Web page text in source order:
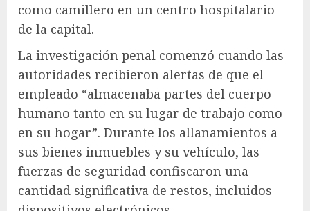
como camillero en un centro hospitalario
de la capital.
La investigación penal comenzó cuando las
autoridades recibieron alertas de que el
empleado “almacenaba partes del cuerpo
humano tanto en su lugar de trabajo como
en su hogar”. Durante los allanamientos a
sus bienes inmuebles y su vehículo, las
fuerzas de seguridad confiscaron una
cantidad significativa de restos, incluidos